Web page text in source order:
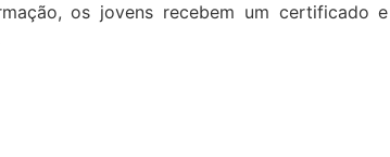
os jovens recebem um certificado